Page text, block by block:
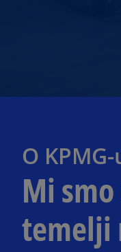
O KPMG-
Mi
temelji